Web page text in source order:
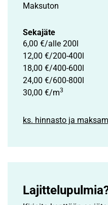
Maksuton
Sekajäte
6,00 €/alle 200l
12,00 €/200-400l
18,00 €/400-600l
24,00 €/600-800l
30,00 €/m3
ks. hinnasto ja